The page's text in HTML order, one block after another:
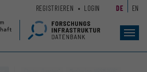
REGISTRIEREN LOGIN DE EN